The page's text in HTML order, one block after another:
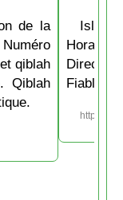
de la
qiblah
Qiblah
Fiable et
https://